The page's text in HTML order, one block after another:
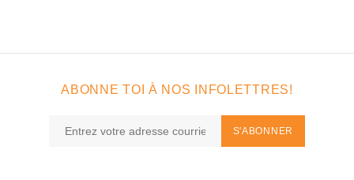
ABONNE TOI À NOS INFOLETTRES!
S'ABONNER